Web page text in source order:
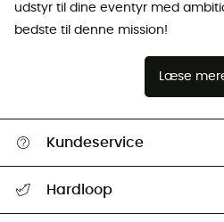
udstyr til dine eventyr med
bedste til denne mission!
Læse
Kundeservice
Hardloop